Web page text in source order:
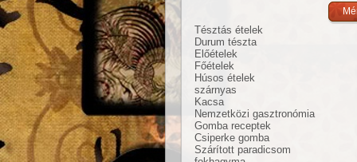
Tésztás ételek
Durum tészta
Előételek
Főételek
Húsos ételek
szárnyas
Kacsa
Nemzetközi gasztronómia
Gomba receptek
Csiperke gomba
Szárított paradicsom